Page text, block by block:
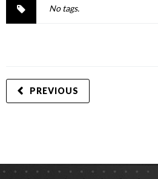
No tags.
PREVIOUS